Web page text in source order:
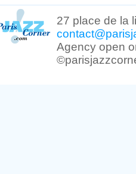
27 place de la
Agency open